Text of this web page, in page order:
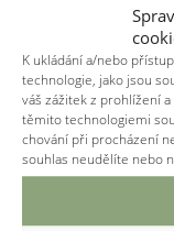
K ukládání a/nebo
technologie, jako jsou
váš zážitek z prohlížení
těmito technologiemi
chování při procházení
souhlas neudělíte nebo